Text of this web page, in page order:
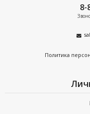
8-
Политика